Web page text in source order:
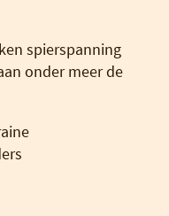
spierspanning
onder meer de